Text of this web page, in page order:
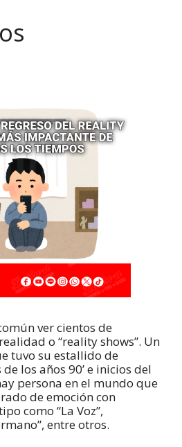
ver cientos de
o “reality shows”. Un
tuvo su estallido de
los años 90’ e inicios del
persona en el mundo que
de emoción con
como “La Voz”,
entre otros.